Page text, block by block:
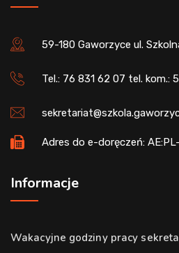
59-180 Gaworzyce ul.
Tel.: 76 831 62 07 tel. kom.:
Adres do e-doręczeń:
Informacje
Wakacyjne godziny pracy